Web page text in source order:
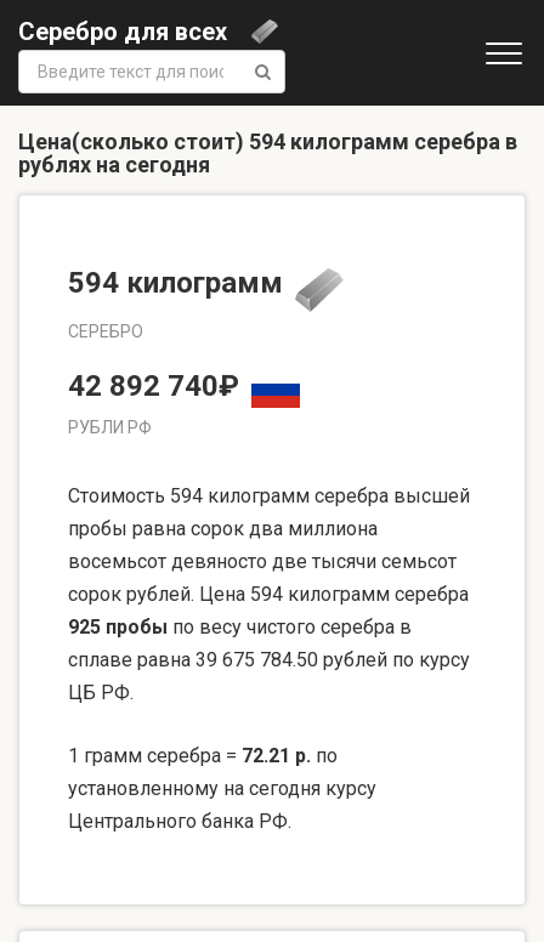
Серебро для всех
Поиск:
Цена(сколько стоит) 594 килограмм серебра в
рублях на сегодня
594 килограмм
СЕРЕБРО
42 892 740₽
РУБЛИ РФ
Стоимость 594 килограмм серебра высшей
пробы равна сорок два миллиона
восемьсот девяносто две тысячи семьсот
сорок рублей. Цена 594 килограмм серебра
925 пробы по весу чистого серебра в
сплаве равна 39 675 784.50 рублей по курсу
ЦБ РФ.
1 грамм серебра = 72.21 р. по
установленному на сегодня курсу
Центрального банка РФ.